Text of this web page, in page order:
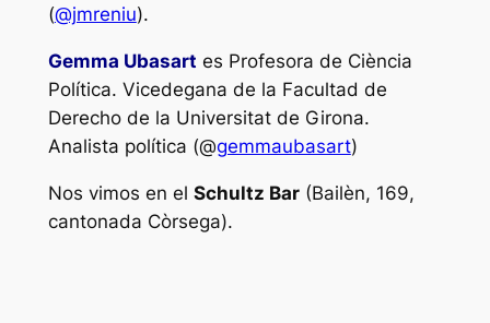
(@jmreniu).
Gemma Ubasart es Profesora de Ciència
Política. Vicedegana de la Facultad de
Derecho de la Universitat de Girona.
Analista política (@gemmaubasart)
Nos vimos en el Schultz Bar(Bailèn, 169,
cantonada Còrsega).